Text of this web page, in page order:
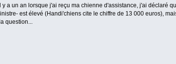
y a un an lorsque j'ai reçu ma chienne d'assistance, j'ai déclaré
est élevé (Handi'chiens cite le chiffre de 13 000 euros),
question...